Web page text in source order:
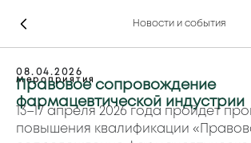
Новости и события
08.04.2026
Мероприятия
Правовое сопровождение
фармацевтической индустрии
13–17 апреля 2026 года пройдет
повышения квалификации